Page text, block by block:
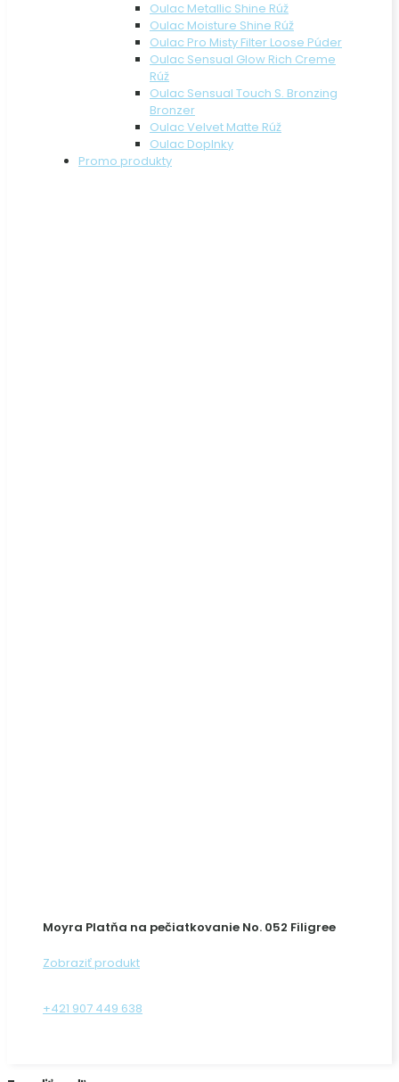
Oulac Metallic Shine Rúž
Oulac Moisture Shine Rúž
Oulac Pro Misty Filter Loose Púder
Oulac Sensual Glow Rich Creme
Rúž
Oulac Sensual Touch S. Bronzing
Bronzer
Oulac Velvet Matte Rúž
Oulac Doplnky
Promo produkty
Moyra Platňa na pečiatkovanie No. 052 Filigree
Zobraziť produkt
+421 907 449 638